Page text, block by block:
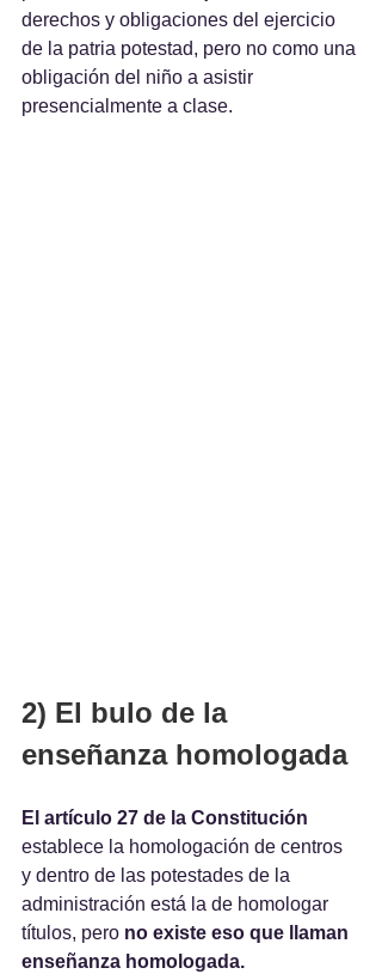
derechos y obligaciones del ejercicio
de la patria potestad, pero no como una
obligación del niño a asistir
presencialmente a clase.
2) El bulo de la
enseñanza homologada
El artículo 27 de la Constitución
establece la homologación de centros
y dentro de las potestades de la
administración está la de homologar
títulos, pero no existe eso que llaman
enseñanza homologada.